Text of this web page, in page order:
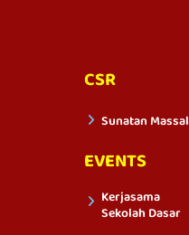
CSR
Sunatan Massal
EVENTS
Kerjasama
Sekolah Dasar